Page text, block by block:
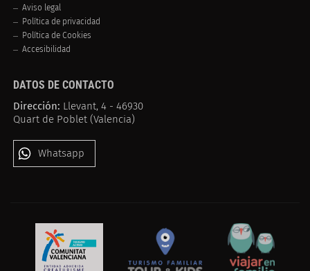
Aviso legal
Política de privacidad
Política de Cookies
Accesibilidad
DATOS DE CONTACTO
Dirección: Llevant, 4 - 46930
Quart de Poblet (Valencia)
Whatsapp